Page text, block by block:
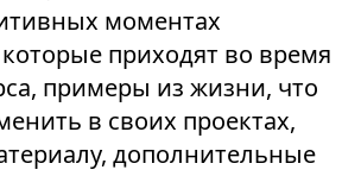
моментах
приходят во время
примеры из жизни, что
в своих проектах,
дополнительные